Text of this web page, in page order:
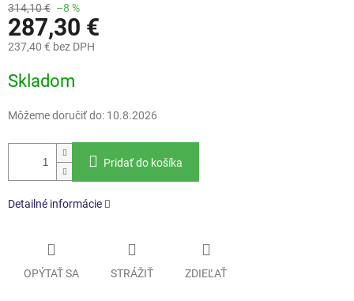
314,10 € –8 %
287,30 €
237,40 € bez DPH
cena:
Skladom
Môžeme doručiť do: 10.8.2026
Pridať do košíka
Detailné informácie
OPÝTAŤ SA STRÁŽIŤ ZDIEĽAŤ